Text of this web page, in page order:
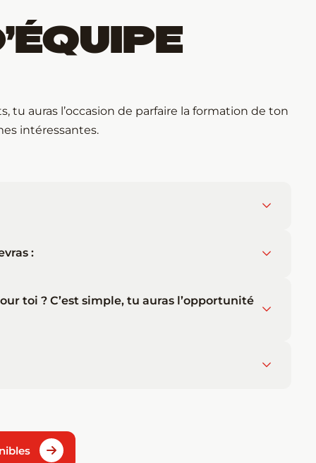
tu auras l’occasion de parfaire la formation de ton
intéressantes.
:
toi ? C’est simple, tu auras l’opportunité